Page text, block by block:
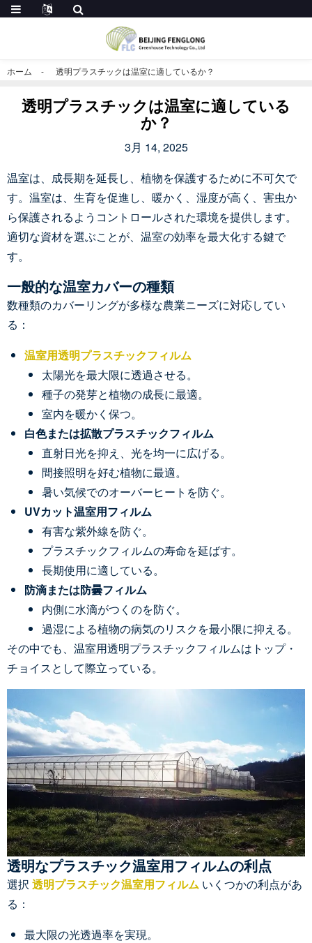
ホーム 透明プラスチックは温室に適しているか？
透明プラスチックは温室に適している
か？
3月 14, 2025
温室は、成長期を延長し、植物を保護するために不可欠で
す。温室は、生育を促進し、暖かく、湿度が高く、害虫か
ら保護されるようコントロールされた環境を提供します。
適切な資材を選ぶことが、温室の効率を最大化する鍵で
す。
一般的な温室カバーの種類
数種類のカバーリングが多様な農業ニーズに対応してい
る：
温室用透明プラスチックフィルム
太陽光を最大限に透過させる。
種子の発芽と植物の成長に最適。
室内を暖かく保つ。
白色または拡散プラスチックフィルム
直射日光を抑え、光を均一に広げる。
間接照明を好む植物に最適。
暑い気候でのオーバーヒートを防ぐ。
UVカット温室用フィルム
有害な紫外線を防ぐ。
プラスチックフィルムの寿命を延ばす。
長期使用に適している。
防滴または防曇フィルム
内側に水滴がつくのを防ぐ。
過湿による植物の病気のリスクを最小限に抑える。
その中でも、温室用透明プラスチックフィルムはトップ・
チョイスとして際立っている。
透明なプラスチック温室用フィルムの利点
選択 透明プラスチック温室用フィルム いくつかの利点があ
る：
最大限の光透過率を実現。